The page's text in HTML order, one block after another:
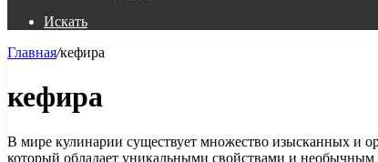
Искать
Главная/кефира
кефира
В мире кулинарии существует множество изысканных и
который обладает уникальными свойствами и